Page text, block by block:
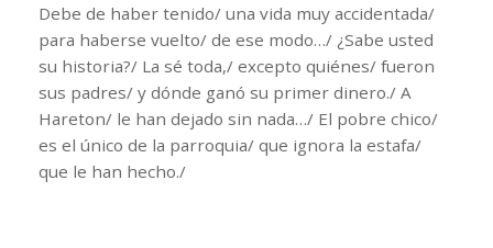
Debe de haber tenido/ una vida muy accidentada/
para haberse vuelto/ de ese modo…/ ¿Sabe usted
su historia?/ La sé toda,/ excepto quiénes/ fueron
sus padres/ y dónde ganó su primer dinero./ A
Hareton/ le han dejado sin nada…/ El pobre chico/
es el único de la parroquia/ que ignora la estafa/
que le han hecho./